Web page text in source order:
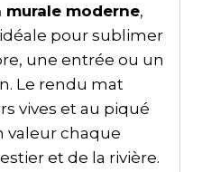
moderne,
pour sublimer
une entrée ou un
Le rendu mat
vives et au piqué
valeur chaque
et de la rivière.